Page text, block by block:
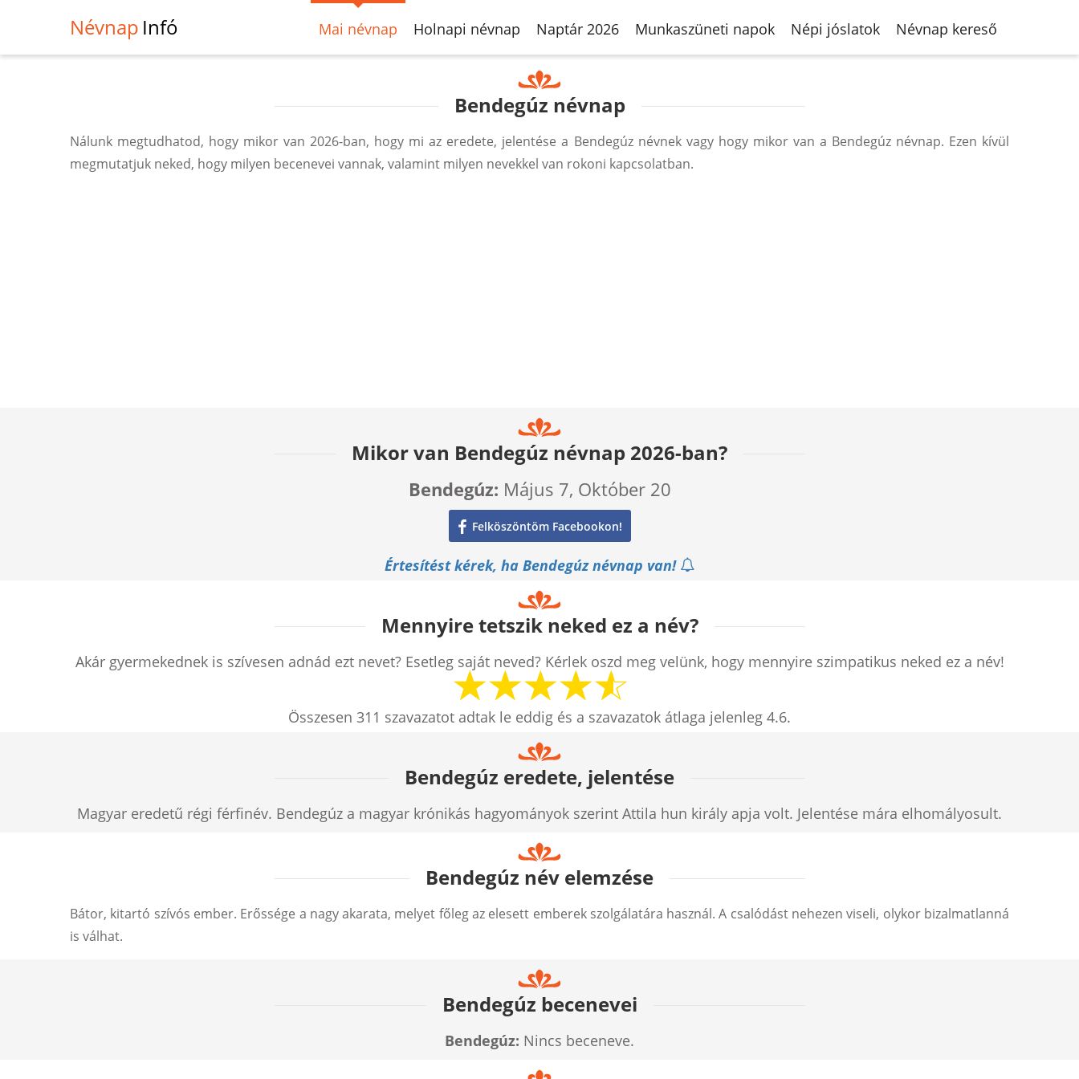
Névnap Infó Mai névnap Holnapi névnap Naptár 2026 Munkaszüneti napok Népi jóslatok Névnap kereső
Bendegúz névnap
Nálunk megtudhatod, hogy mikor van 2026-ban, hogy mi az eredete, jelentése a Bendegúz névnek vagy hogy mikor van a Bendegúz névnap. Ezen kívül
megmutatjuk neked, hogy milyen becenevei vannak, valamint milyen nevekkel van rokoni kapcsolatban.
Mikor van Bendegúz névnap 2026-ban?
Bendegúz: Május 7, Október 20
Felköszöntöm Facebookon!
Értesítést kérek, ha Bendegúz névnap van!
Mennyire tetszik neked ez a név?
Akár gyermekednek is szívesen adnád ezt nevet? Esetleg saját neved? Kérlek oszd meg velünk, hogy mennyire szimpatikus neked ez a név!
Összesen 311 szavazatot adtak le eddig és a szavazatok átlaga jelenleg 4.6.
Bendegúz eredete, jelentése
Magyar eredetű régi férfinév. Bendegúz a magyar krónikás hagyományok szerint Attila hun király apja volt. Jelentése mára elhomályosult.
Bendegúz név elemzése
Bátor, kitartó szívós ember. Erőssége a nagy akarata, melyet főleg az elesett emberek szolgálatára használ. A csalódást nehezen viseli, olykor bizalmatlanná
is válhat.
Bendegúz becenevei
Bendegúz: Nincs beceneve.